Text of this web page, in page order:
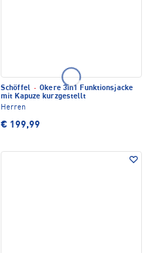
Schöffel · Okere 3in1 Funktionsjacke
mit Kapuze kurzgestellt
Herren
€ 199,99